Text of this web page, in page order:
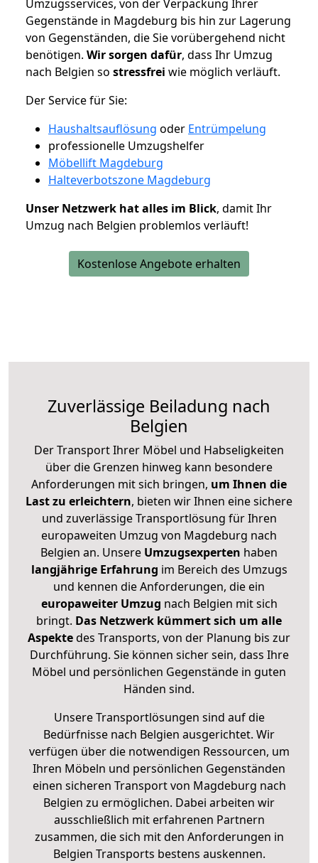
Umzugsservices, von der Verpackung Ihrer
Gegenstände in Magdeburg bis hin zur Lagerung
von Gegenständen, die Sie vorübergehend nicht
benötigen. Wir sorgen dafür, dass Ihr Umzug
nach Belgien so stressfrei wie möglich verläuft.
Der Service für Sie:
Haushaltsauflösung oder Entrümpelung
professionelle Umzugshelfer
Möbellift Magdeburg
Halteverbotszone Magdeburg
Unser Netzwerk hat alles im Blick, damit Ihr
Umzug nach Belgien problemlos verläuft!
Kostenlose Angebote erhalten
Zuverlässige Beiladung nach
Belgien
Der Transport Ihrer Möbel und Habseligkeiten
über die Grenzen hinweg kann besondere
Anforderungen mit sich bringen, um Ihnen die
Last zu erleichtern, bieten wir Ihnen eine sichere
und zuverlässige Transportlösung für Ihren
europaweiten Umzug von Magdeburg nach
Belgien an. Unsere Umzugsexperten haben
langjährige Erfahrung im Bereich des Umzugs
und kennen die Anforderungen, die ein
europaweiter Umzug nach Belgien mit sich
bringt. Das Netzwerk kümmert sich um alle
Aspektedes Transports, von der Planung bis zur
Durchführung. Sie können sicher sein, dass Ihre
Möbel und persönlichen Gegenstände in guten
Händen sind.
Unsere Transportlösungen sind auf die
Bedürfnisse nach Belgien ausgerichtet. Wir
verfügen über die notwendigen Ressourcen, um
Ihren Möbeln und persönlichen Gegenständen
einen sicheren Transport von Magdeburg nach
Belgien zu ermöglichen. Dabei arbeiten wir
ausschließlich mit erfahrenen Partnern
zusammen, die sich mit den Anforderungen in
Belgien Transports bestens auskennen.